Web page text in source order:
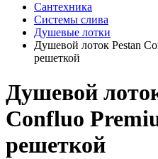
Сантехника
Системы слива
Душевые лотки
Душевой лоток Pestan
решеткой
Душевой
Confluo
решеткой